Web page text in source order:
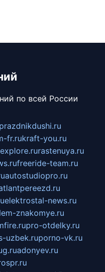
по всей России
prazdnikdushi.ru
fr.rukraft-you.ru
rastenuya.ru
freeride-team.ru
autostudiopro.ru
elektrostal-news.ru
znakomye.ru
pro-otdelky.ru
uzbek.ruporno-vk.ru
adonyev.ru